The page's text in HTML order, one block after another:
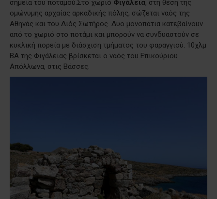
σημεία του ποταμού.Στο χωριό Φιγάλεια, στη θέση της
ομώνυμης αρχαίας αρκαδικής πόλης, σώζεται ναός της
Αθηνάς και του Διός Σωτήρος. Δυο μονοπάτια κατεβαίνουν
από το χωριό στο ποτάμι και μπορούν να συνδυαστούν σε
κυκλική πορεία με διάσχιση τμήματος του φαραγγιού. 10χλμ
ΒΑ της Φιγάλειας βρίσκεται ο ναός του Επικούριου
Απόλλωνα, στις Βάσσες.